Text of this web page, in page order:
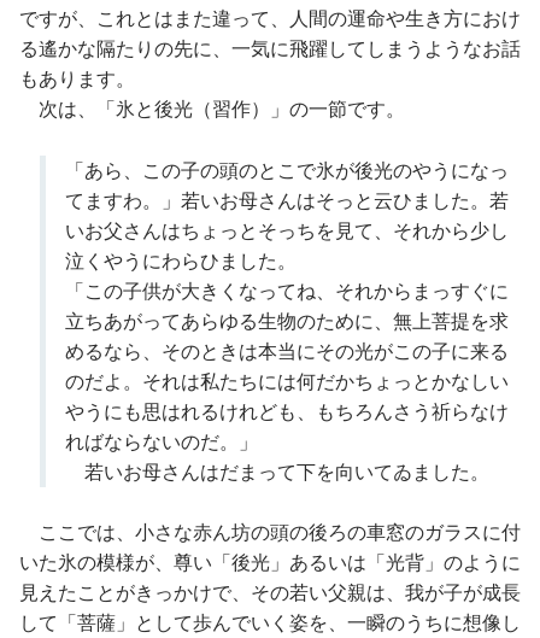
ですが、これとはまた違って、人間の運命や生き方におけ
る遙かな隔たりの先に、一気に飛躍してしまうようなお話
もあります。
次は、「氷と後光（習作）」の一節です。
「あら、この子の頭のとこで氷が後光のやうになっ
てますわ。」若いお母さんはそっと云ひました。若
いお父さんはちょっとそっちを見て、それから少し
泣くやうにわらひました。
「この子供が大きくなってね、それからまっすぐに
立ちあがってあらゆる生物のために、無上菩提を求
めるなら、そのときは本当にその光がこの子に来る
のだよ。それは私たちには何だかちょっとかなしい
やうにも思はれるけれども、もちろんさう祈らなけ
ればならないのだ。」
若いお母さんはだまって下を向いてゐました。
ここでは、小さな赤ん坊の頭の後ろの車窓のガラスに付
いた氷の模様が、尊い「後光」あるいは「光背」のように
見えたことがきっかけで、その若い父親は、我が子が成長
して「菩薩」として歩んでいく姿を、一瞬のうちに想像し